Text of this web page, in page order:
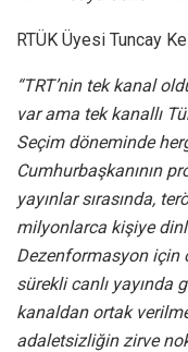
RTÜK Üyesi Tuncay
“TRT’nin tek kanal
var ama tek kanallı
Seçim döneminde
Cumhurbaşkanının
yayınlar sırasında,
milyonlarca kişiye
Dezenformasyon için
sürekli canlı yayında
kanaldan ortak
adaletsizliğin zirve